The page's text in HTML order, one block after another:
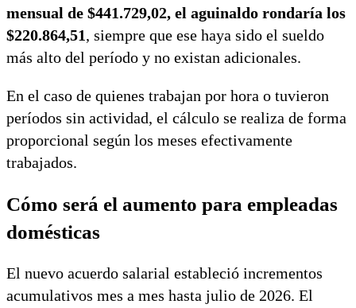
mensual de $441.729,02, el aguinaldo rondaría los
$220.864,51, siempre que ese haya sido el sueldo
más alto del período y no existan adicionales.
En el caso de quienes trabajan por hora o tuvieron
períodos sin actividad, el cálculo se realiza de forma
proporcional según los meses efectivamente
trabajados.
Cómo será el aumento para empleadas
domésticas
El nuevo acuerdo salarial estableció incrementos
acumulativos mes a mes hasta julio de 2026. El